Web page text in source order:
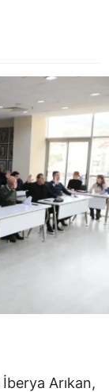
Arıkan,